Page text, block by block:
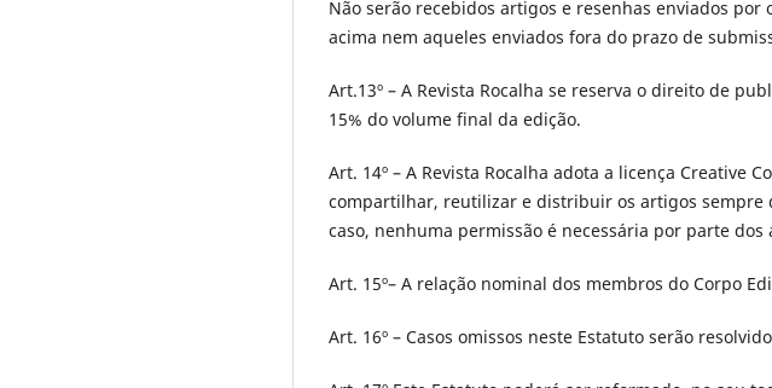
Não serão recebidos artigos e resenhas enviados
acima nem aqueles enviados fora do prazo de
Art.13º – A Revista Rocalha se reserva o direito de
15% do volume final da edição.
Art. 14º – A Revista Rocalha adota a licença Creative
compar­tilhar, reutilizar e distribuir os artigos sempre
caso, nenhuma permissão é necessária por parte dos
Art. 15º– A relação nominal dos membros do Corpo
Art. 16º – Casos omissos neste Estatuto serão